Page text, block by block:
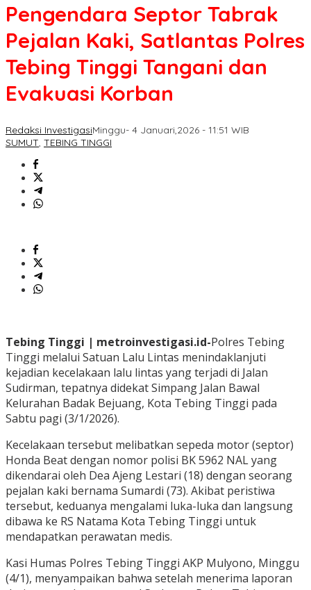
Pengendara Septor Tabrak
Pejalan Kaki, Satlantas Polres
Tebing Tinggi Tangani dan
Evakuasi Korban
Redaksi InvestigasiMinggu- 4 Januari,2026 - 11:51 WIB
SUMUT, TEBING TINGGI
Tebing Tinggi | metroinvestigasi.id-Polres Tebing
Tinggi melalui Satuan Lalu Lintas menindaklanjuti
kejadian kecelakaan lalu lintas yang terjadi di Jalan
Sudirman, tepatnya didekat Simpang Jalan Bawal
Kelurahan Badak Bejuang, Kota Tebing Tinggi pada
Sabtu pagi (3/1/2026).
Kecelakaan tersebut melibatkan sepeda motor (septor)
Honda Beat dengan nomor polisi BK 5962 NAL yang
dikendarai oleh Dea Ajeng Lestari (18) dengan seorang
pejalan kaki bernama Sumardi (73). Akibat peristiwa
tersebut, keduanya mengalami luka-luka dan langsung
dibawa ke RS Natama Kota Tebing Tinggi untuk
mendapatkan perawatan medis.
Kasi Humas Polres Tebing Tinggi AKP Mulyono, Minggu
(4/1), menyampaikan bahwa setelah menerima laporan